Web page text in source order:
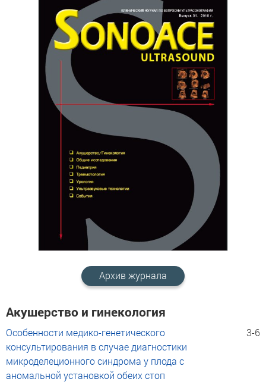
Архив журнала
Акушерство и гинекология
Особенности медико-генетического
консультирования в случае диагностики
микроделеционного синдрома у плода с
аномальной установкой обеих стоп
3-6